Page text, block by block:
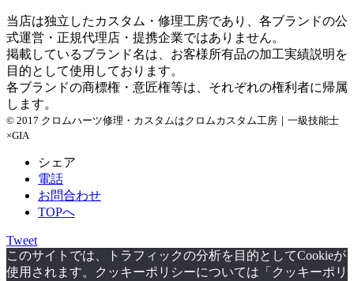
当店は独立したカスタム・修理工房であり、各ブランドの公
式運営・正規代理店・提携企業ではありません。
掲載しているブランド名は、お客様所有品の加工実績説明を
目的として使用しております。
各ブランドの商標権・意匠権等は、それぞれの権利者に帰属
します。
© 2017 クロムハーツ修理・カスタムはクロムカスタム工房｜一級技能士
×GIA
シェア
電話
お問合わせ
TOPへ
Tweet
このサイトでは、トラフィックの分析を目的としてCookieが
使用されます。クッキーポリシーについては「クッキーポリ